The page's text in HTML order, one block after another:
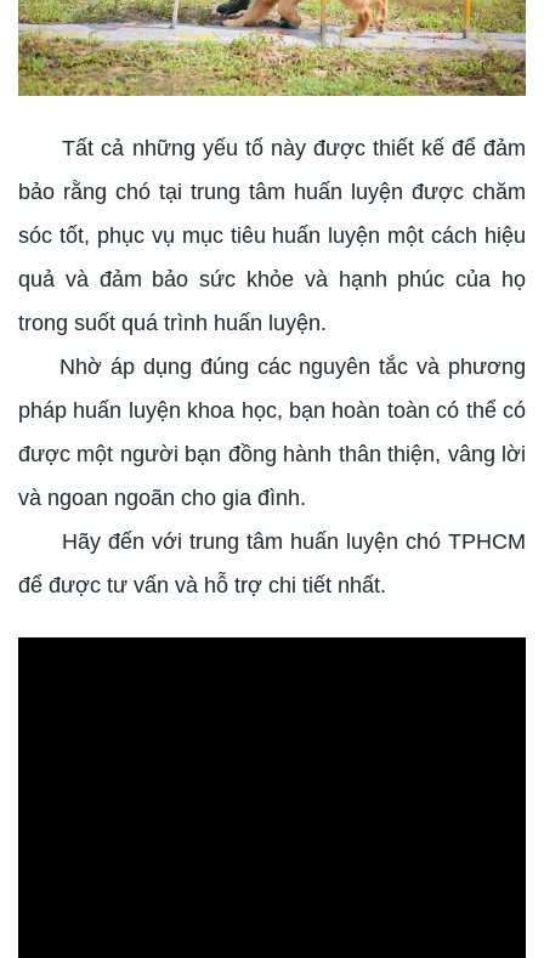
Tất cả những yếu tố này được thiết kế để đảm
bảo rằng chó tại trung tâm huấn luyện được chăm
sóc tốt, phục vụ mục tiêu huấn luyện một cách hiệu
quả và đảm bảo sức khỏe và hạnh phúc của họ
trong suốt quá trình huấn luyện.
Nhờ áp dụng đúng các nguyên tắc và phương
pháp huấn luyện khoa học, bạn hoàn toàn có thể có
được một người bạn đồng hành thân thiện, vâng lời
và ngoan ngoãn cho gia đình.
Hãy đến với trung tâm huấn luyện chó TPHCM
để được tư vấn và hỗ trợ chi tiết nhất.